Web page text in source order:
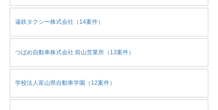
遠鉄タクシー株式会社（14案件）
つばめ自動車株式会社 前山営業所（13案件）
学校法人富山県自動車学園（12案件）